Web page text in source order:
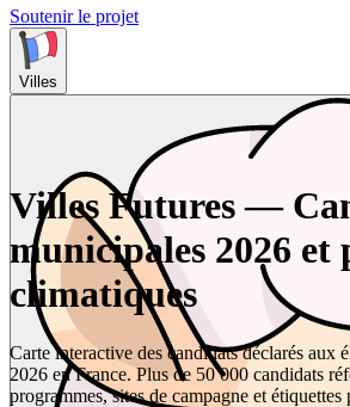
Soutenir le projet
Villes
Villes Futures —
municipales 2026 et
climatiques
Carte interactive des candidats déclarés aux
2026 en France. Plus de 50 000 candidats
programmes, sites de campagne et étiquettes